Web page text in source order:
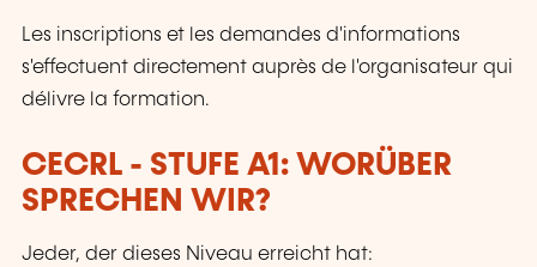
Les inscriptions et les demandes d'informations
s'effectuent directement auprès de l'organisateur qui
délivre la formation.
CECRL - STUFE A1: WORÜBER
SPRECHEN WIR?
Jeder, der dieses Niveau erreicht hat: